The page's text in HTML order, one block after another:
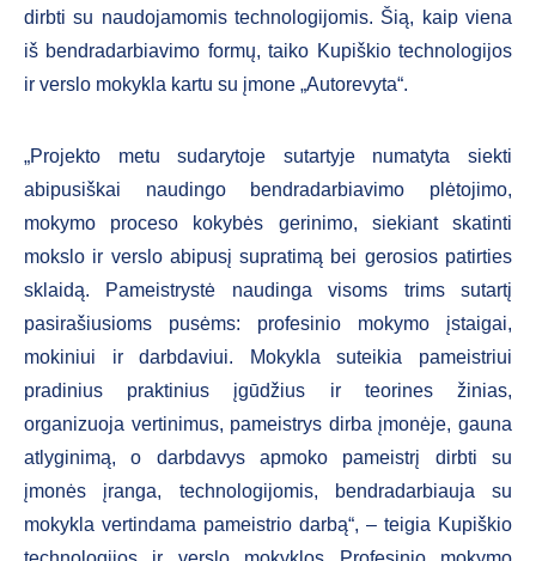
dirbti su naudojamomis technologijomis. Šią, kaip viena
iš bendradarbiavimo formų, taiko Kupiškio technologijos
ir verslo mokykla kartu su įmone „Autorevyta“.
„Projekto metu sudarytoje sutartyje numatyta siekti
abipusiškai naudingo bendradarbiavimo plėtojimo,
mokymo proceso kokybės gerinimo, siekiant skatinti
mokslo ir verslo abipusį supratimą bei gerosios patirties
sklaidą. Pameistrystė naudinga visoms trims sutartį
pasirašiusioms pusėms: profesinio mokymo įstaigai,
mokiniui ir darbdaviui. Mokykla suteikia pameistriui
pradinius praktinius įgūdžius ir teorines žinias,
organizuoja vertinimus, pameistrys dirba įmonėje, gauna
atlyginimą, o darbdavys apmoko pameistrį dirbti su
įmonės įranga, technologijomis, bendradarbiauja su
mokykla vertindama pameistrio darbą“, – teigia Kupiškio